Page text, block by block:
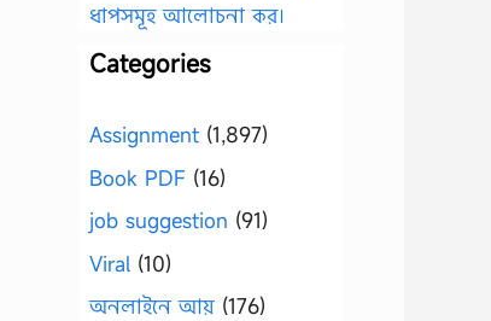
ধাপসমূহ আলোচনা কর।
Categories
Assignment (1,897)
Book PDF (16)
job suggestion (91)
Viral (10)
অনলাইনে আয় (176)